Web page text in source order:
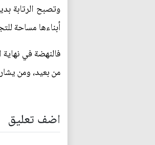
وتصبح الرتابة
أبناءها مساحة
فالنهضة في
من بعيد، ومن
اضف تعليق